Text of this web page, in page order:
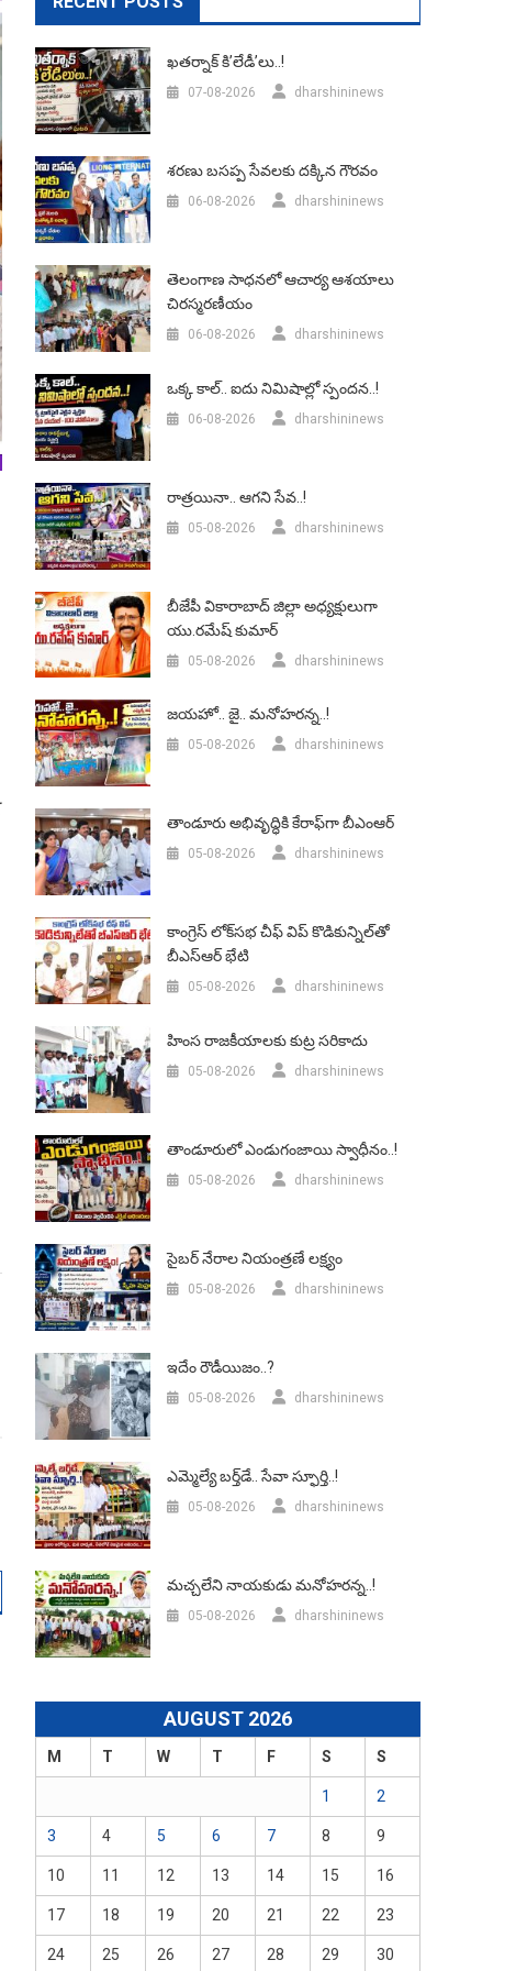
ఖతర్నాక్ కి’లేడీ’లు..!
07-08-2026 dharshininews
శరణు బసప్ప సేవలకు దక్కిన గౌరవం
06-08-2026 dharshininews
తెలంగాణ సాధనలో ఆచార్య ఆశయాలు
చిరస్మరణీయం
06-08-2026 dharshininews
ఒక్క కాల్.. ఐదు నిమిషాల్లో స్పందన..!
06-08-2026 dharshininews
రాత్రయినా.. ఆగని సేవ..!
05-08-2026 dharshininews
బీజేపీ వికారాబాద్‌ జిల్లా అధ్యక్షులుగా
యు.రమేష్‌ కుమార్
05-08-2026 dharshininews
జయహో.. జై.. మనోహరన్న..!
05-08-2026 dharshininews
తాండూరు అభివృద్ధికి కేరాఫ్‌గా బీఎంఆర్‌
05-08-2026 dharshininews
కాంగ్రెస్ లోక్‌సభ చీఫ్ విప్ కొడికున్నిల్‌తో
బీఎస్‌ఆర్‌ భేటి
05-08-2026 dharshininews
హింస రాజకీయాలకు కుట్ర సరికాదు
05-08-2026 dharshininews
తాండూరులో ఎండుగంజాయి స్వాధీనం..!
05-08-2026 dharshininews
సైబర్ నేరాల నియంత్రణే లక్ష్యం
05-08-2026 dharshininews
ఇదేం రౌడీయిజం..?
05-08-2026 dharshininews
ఎమ్మెల్యే బర్త్‌డే.. సేవా స్ఫూర్తి..!
05-08-2026 dharshininews
మచ్చలేని నాయకుడు మనోహరన్న..!
05-08-2026 dharshininews
AUGUST 2026
M T W T F S S
1 2
3 4 5 6 7 8 9
10 11 12 13 14 15 16
17 18 19 20 21 22 23
24 25 26 27 28 29 30